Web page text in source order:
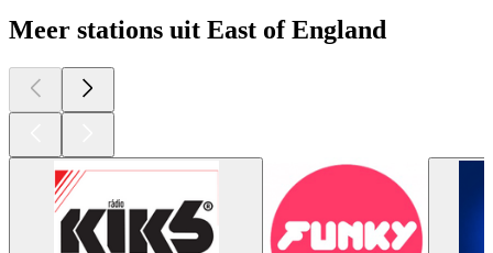
Meer stations uit East of England